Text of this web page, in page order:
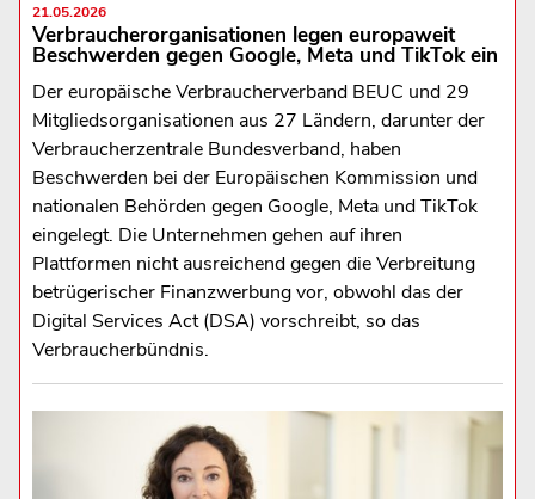
21.05.2026
Verbraucherorganisationen legen europaweit
Beschwerden gegen Google, Meta und TikTok ein
Der europäische Verbraucherverband BEUC und 29
Mitgliedsorganisationen aus 27 Ländern, darunter der
Verbraucherzentrale Bundesverband, haben
Beschwerden bei der Europäischen Kommission und
nationalen Behörden gegen Google, Meta und TikTok
eingelegt. Die Unternehmen gehen auf ihren
Plattformen nicht ausreichend gegen die Verbreitung
betrügerischer Finanzwerbung vor, obwohl das der
Digital Services Act (DSA) vorschreibt, so das
Verbraucherbündnis.